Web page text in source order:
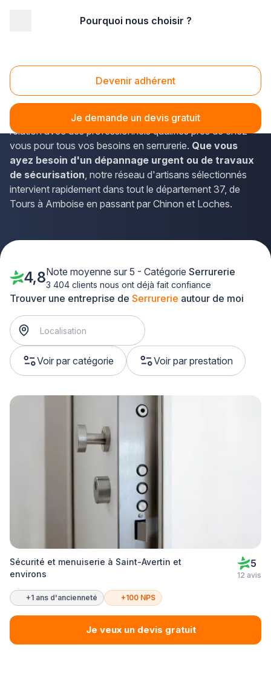
Pourquoi nous choisir ?
Devenir adhérent
Je demande un devis gratuit
Serrurerie Indre-et-Loire (37)
Vous recherchez un artisan serrurier de confiance en
Indre-et-Loire ? La solution Plus que pro vous met en
relation avec des professionnels qualifiés près de chez
vous pour tous vos besoins en serrurerie. Que vous
ayez besoin d'un dépannage urgent ou de travaux
de sécurisation, notre réseau d'artisans sélectionnés
intervient rapidement dans tout le département 37, de
Tours à Amboise en passant par Chinon et Loches.
Trouver une entreprise de Serrurerie autour de moi
Voir par catégorie Voir par prestation
4,8Note moyenne sur 5 - Catégorie Serrurerie
3 404 clients nous ont déjà fait confiance
Sécurité et menuiserie à Saint-Avertin et
environs
5
12 avis
+1 ans d'ancienneté +100 NPS
Je veux un devis gratuit